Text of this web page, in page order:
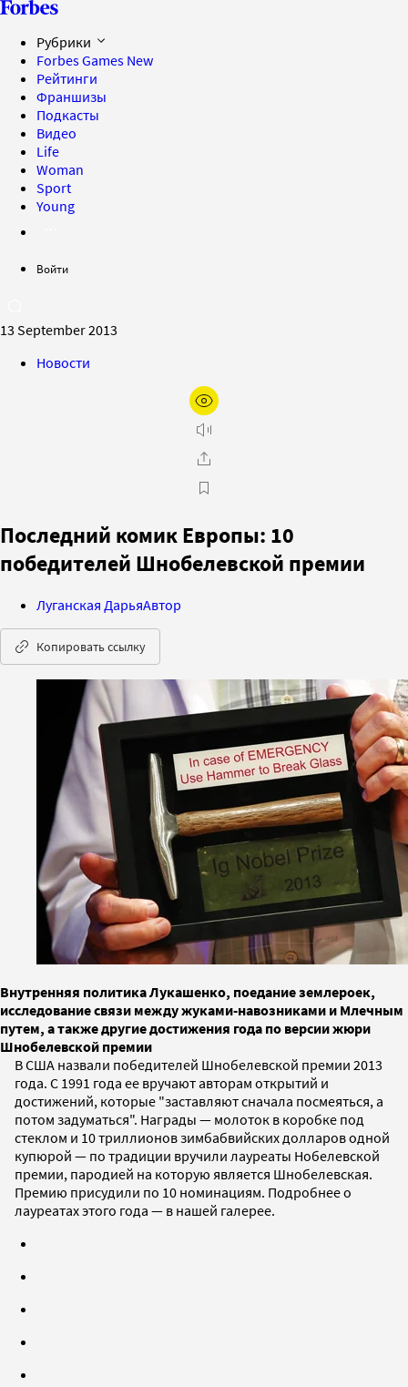
Рубрики
Forbes Games New
Рейтинги
Франшизы
Подкасты
Видео
Life
Woman
Sport
Young
Войти
13 September 2013
Новости
Последний комик Европы: 10
победителей Шнобелевской премии
Луганская ДарьяАвтор
Копировать ссылку
Внутренняя политика Лукашенко, поедание землероек,
исследование связи между жуками-навозниками и Млечным
путем, а также другие достижения года по версии жюри
Шнобелевской премии
В США назвали победителей Шнобелевской премии 2013
года. С 1991 года ее вручают авторам открытий и
достижений, которые "заставляют сначала посмеяться, а
потом задуматься". Награды — молоток в коробке под
стеклом и 10 триллионов зимбабвийских долларов одной
купюрой — по традиции вручили лауреаты Нобелевской
премии, пародией на которую является Шнобелевская.
Премию присудили по 10 номинациям. Подробнее о
лауреатах этого года — в нашей галерее.